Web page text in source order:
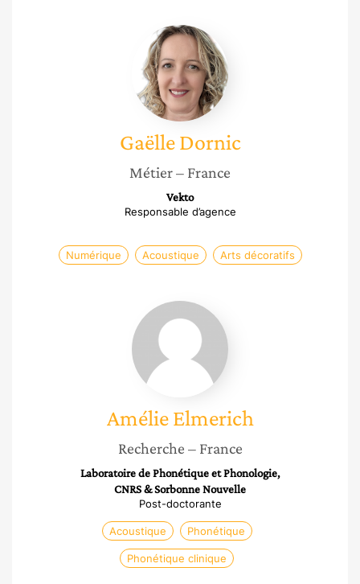
Gaëlle
Dornic
Gaëlle Dornic
Métier– France
Vekto
Responsable d’agence
Numérique Acoustique Arts décoratifs
Amélie
Elmerich
Amélie Elmerich
Recherche – France
Laboratoire de Phonétique et Phonologie,
CNRS & Sorbonne Nouvelle
Post-doctorante
Acoustique Phonétique
Phonétique clinique